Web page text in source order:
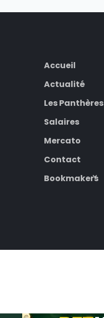
Accueil
Actualité
Les Panthères
Salaires
Mercato
Contact
Bookmakers